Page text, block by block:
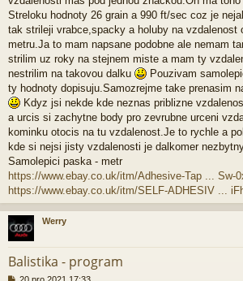
e
k
Streloku hodnoty 26 grain a 990 ft/sec coz je
tak strileji vrabce,spacky a holuby na vzdalenost
metru.Ja to mam napsane podobne ale nemam
strilim uz roky na stejnem miste a mam ty
nestrilim na takovou dalku
Pouzivam
ty hodnoty dopisuju.Samozrejme take prenasim
Kdyz jsi nekde kde neznas priblizne
a urcis si zachytne body pro zevrubne urceni
kominku otocis na tu vzdalenost.Je to rychle a
kde si nejsi jisty vzdalenosti je dalkomer
Samolepici paska - metr
https://www.ebay.co.uk/itm/Adhesive-Tap ... Sw-
https://www.ebay.co.uk/itm/SELF-ADHESIV ...
Werry
Balistika - program
P20 pro 2021 17:33